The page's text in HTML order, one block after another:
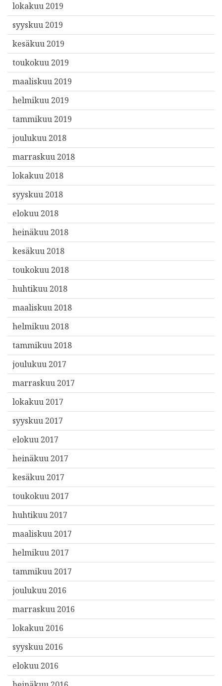
lokakuu 2019
syyskuu 2019
kesäkuu 2019
toukokuu 2019
maaliskuu 2019
helmikuu 2019
tammikuu 2019
joulukuu 2018
marraskuu 2018
lokakuu 2018
syyskuu 2018
elokuu 2018
heinäkuu 2018
kesäkuu 2018
toukokuu 2018
huhtikuu 2018
maaliskuu 2018
helmikuu 2018
tammikuu 2018
joulukuu 2017
marraskuu 2017
lokakuu 2017
syyskuu 2017
elokuu 2017
heinäkuu 2017
kesäkuu 2017
toukokuu 2017
huhtikuu 2017
maaliskuu 2017
helmikuu 2017
tammikuu 2017
joulukuu 2016
marraskuu 2016
lokakuu 2016
syyskuu 2016
elokuu 2016